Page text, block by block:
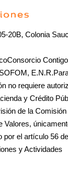
20B, Colonia
no requiere
y Crédito
de la Comisión
Valores,
por el artículo 56
y Actividades